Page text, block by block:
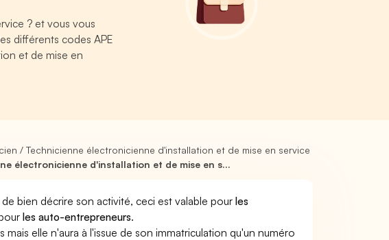
? et vous vous
différents codes APE
et de mise en
/ Technicienne électronicienne d'installation et de mise en service
électronicienne d'installation et de mise en s...
bien décrire son activité, ceci est valable pourles
les auto-entrepreneurs.
elle n'aura à l'issue de son immatriculation qu'un numéro